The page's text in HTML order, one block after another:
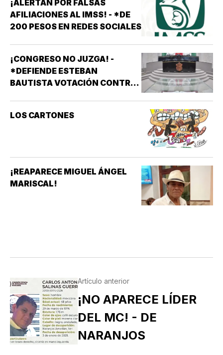
¡ALERTAN POR FALSAS
AFILIACIONES AL IMSS! - *DE
200 PESOS EN REDES SOCIALES
¡CONGRESO NO JUZGA! -
*DEFIENDE ESTEBAN
BAUTISTA VOTACIÓN CONTRA
LOS CARTONES
¡REAPARECE MIGUEL ÁNGEL
MARISCAL!
Artículo anterior
¡NO APARECE LÍDER
DEL MC! - DE
NARANJOS